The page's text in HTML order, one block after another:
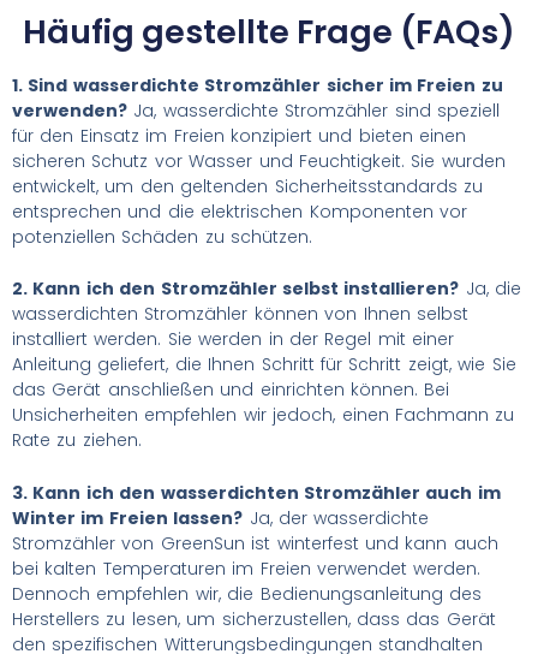
Häufig gestellte Frage (FAQs)
1. Sind wasserdichte Stromzähler sicher im Freien zu
verwenden? Ja, wasserdichte Stromzähler sind speziell
für den Einsatz im Freien konzipiert und bieten einen
sicheren Schutz vor Wasser und Feuchtigkeit. Sie wurden
entwickelt, um den geltenden Sicherheitsstandards zu
entsprechen und die elektrischen Komponenten vor
potenziellen Schäden zu schützen.
2. Kann ich den Stromzähler selbst installieren? Ja, die
wasserdichten Stromzähler können von Ihnen selbst
installiert werden. Sie werden in der Regel mit einer
Anleitung geliefert, die Ihnen Schritt für Schritt zeigt, wie Sie
das Gerät anschließen und einrichten können. Bei
Unsicherheiten empfehlen wir jedoch, einen Fachmann zu
Rate zu ziehen.
3. Kann ich den wasserdichten Stromzähler auch im
Winter im Freien lassen? Ja, der wasserdichte
Stromzähler von GreenSun ist winterfest und kann auch
bei kalten Temperaturen im Freien verwendet werden.
Dennoch empfehlen wir, die Bedienungsanleitung des
Herstellers zu lesen, um sicherzustellen, dass das Gerät
den spezifischen Witterungsbedingungen standhalten